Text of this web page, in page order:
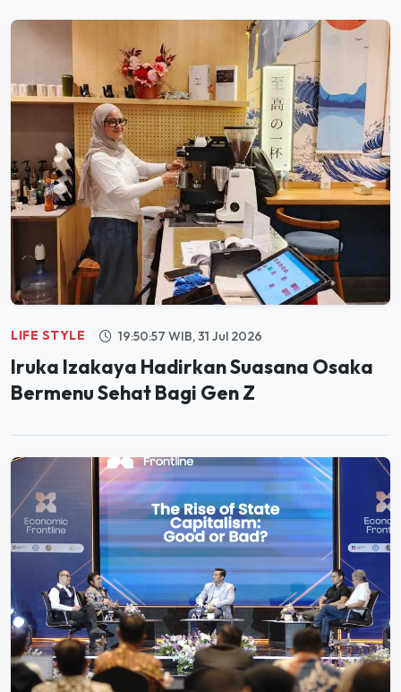
LIFE STYLE 19:50:57 WIB, 31 Jul 2026
Iruka Izakaya Hadirkan Suasana Osaka
Bermenu Sehat Bagi Gen Z